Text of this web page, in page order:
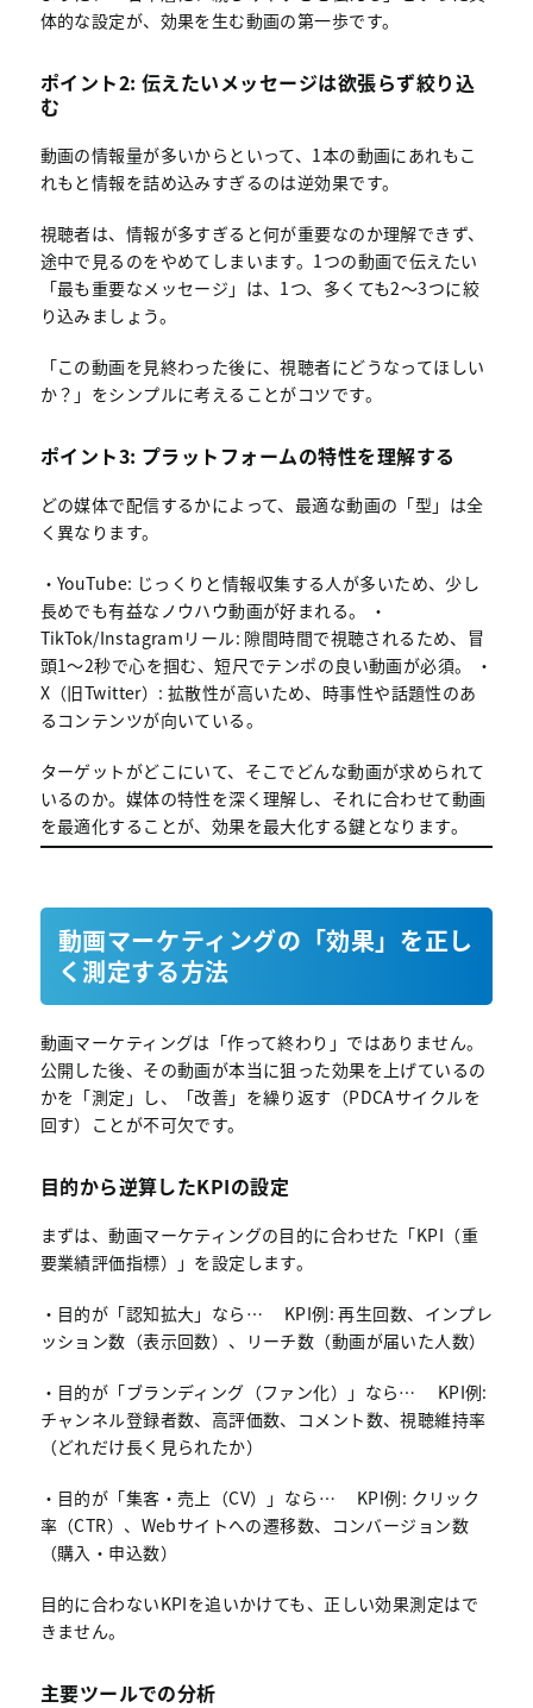
体的な設定が、効果を生む動画の第一歩です。
ポイント2: 伝えたいメッセージは欲張らず絞り込
む
動画の情報量が多いからといって、1本の動画にあれもこ
れもと情報を詰め込みすぎるのは逆効果です。
視聴者は、情報が多すぎると何が重要なのか理解できず、
途中で見るのをやめてしまいます。1つの動画で伝えたい
「最も重要なメッセージ」は、1つ、多くても2〜3つに絞
り込みましょう。
「この動画を見終わった後に、視聴者にどうなってほしい
か？」をシンプルに考えることがコツです。
ポイント3: プラットフォームの特性を理解する
どの媒体で配信するかによって、最適な動画の「型」は全
く異なります。
・YouTube: じっくりと情報収集する人が多いため、少し
長めでも有益なノウハウ動画が好まれる。 ・
TikTok/Instagramリール: 隙間時間で視聴されるため、冒
頭1〜2秒で心を掴む、短尺でテンポの良い動画が必須。 ・
X（旧Twitter）: 拡散性が高いため、時事性や話題性のあ
るコンテンツが向いている。
ターゲットがどこにいて、そこでどんな動画が求められて
いるのか。媒体の特性を深く理解し、それに合わせて動画
を最適化することが、効果を最大化する鍵となります。
動画マーケティングの「効果」を正し
く測定する方法
動画マーケティングは「作って終わり」ではありません。
公開した後、その動画が本当に狙った効果を上げているの
かを「測定」し、「改善」を繰り返す（PDCAサイクルを
回す）ことが不可欠です。
目的から逆算したKPIの設定
まずは、動画マーケティングの目的に合わせた「KPI（重
要業績評価指標）」を設定します。
・目的が「認知拡大」なら… KPI例: 再生回数、インプレ
ッション数（表示回数）、リーチ数（動画が届いた人数）
・目的が「ブランディング（ファン化）」なら… KPI例:
チャンネル登録者数、高評価数、コメント数、視聴維持率
（どれだけ長く見られたか）
・目的が「集客・売上（CV）」なら… KPI例: クリック
率（CTR）、Webサイトへの遷移数、コンバージョン数
（購入・申込数）
目的に合わないKPIを追いかけても、正しい効果測定はで
きません。
主要ツールでの分析